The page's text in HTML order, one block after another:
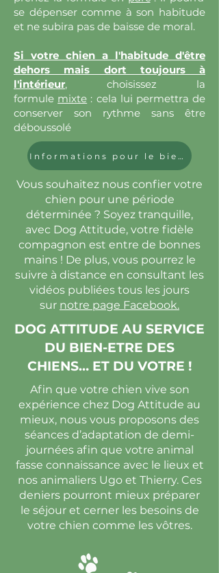
se dépenser comme à son habitude
et ne subira pas de baisse de moral.
Si votre chien a l'habitude d'être
dehors mais dort toujours à
l'intérieur, choisissez la
formule mixte : cela lui permettra de
conserver son rythme sans être
déboussolé
Informations pour le bien-être de votre animal !
Vous souhaitez nous confier votre
chien pour une période
déterminée ? Soyez tranquille,
avec Dog Attitude, votre fidèle
compagnon est entre de bonnes
mains ! De plus, vous pourrez le
suivre à distance en consultant les
vidéos publiées tous les jours
sur notre page Facebook.
DOG ATTITUDE AU SERVICE
DU BIEN-ETRE DES
CHIENS… ET DU VOTRE !
Afin que votre chien vive son
expérience chez Dog Attitude au
mieux, nous vous proposons des
séances d’adaptation de demi-
journées afin que votre animal
fasse connaissance avec le lieux et
nos animaliers Ugo et Thierry. Ces
deniers pourront mieux préparer
le séjour et cerner les besoins de
votre chien comme les vôtres.